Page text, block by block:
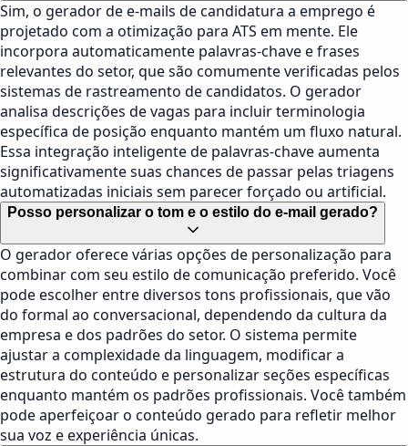
Sim, o gerador de e-mails de candidatura a emprego é
projetado com a otimização para ATS em mente. Ele
incorpora automaticamente palavras-chave e frases
relevantes do setor, que são comumente verificadas pelos
sistemas de rastreamento de candidatos. O gerador
analisa descrições de vagas para incluir terminologia
específica de posição enquanto mantém um fluxo natural.
Essa integração inteligente de palavras-chave aumenta
significativamente suas chances de passar pelas triagens
automatizadas iniciais sem parecer forçado ou artificial.
Posso personalizar o tom e o estilo do e-mail gerado?
O gerador oferece várias opções de personalização para
combinar com seu estilo de comunicação preferido. Você
pode escolher entre diversos tons profissionais, que vão
do formal ao conversacional, dependendo da cultura da
empresa e dos padrões do setor. O sistema permite
ajustar a complexidade da linguagem, modificar a
estrutura do conteúdo e personalizar seções específicas
enquanto mantém os padrões profissionais. Você também
pode aperfeiçoar o conteúdo gerado para refletir melhor
sua voz e experiência únicas.